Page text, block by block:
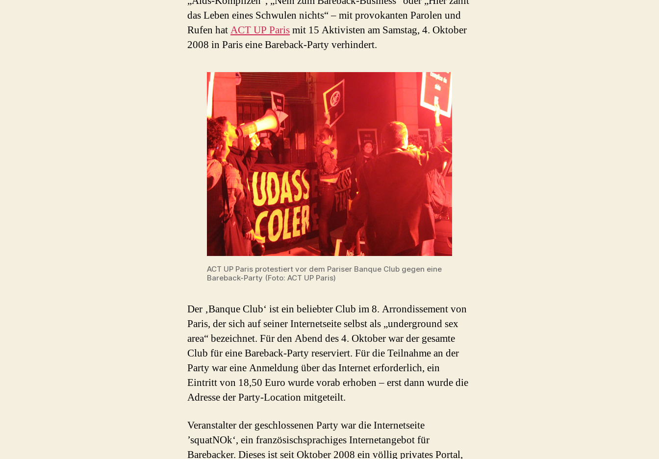
das Leben eines Schwulen nichts“ – mit provokanten Parolen und
Rufen hatACT UP Parismit 15 Aktivisten am Samstag, 4. Oktober
2008 in Paris eine Bareback-Party verhindert.
ACT UP Paris protestiert vor dem Pariser Banque Club gegen eine
Bareback-Party (Foto: ACT UP Paris)
Der ‚Banque Club‘ ist ein beliebter Club im 8. Arrondissement von
Paris, der sich auf seiner Internetseite selbst als „underground sex
area“ bezeichnet. Für den Abend des 4. Oktober war der gesamte
Club für eine Bareback-Party reserviert. Für die Teilnahme an der
Party war eine Anmeldung über das Internet erforderlich, ein
Eintritt von 18,50 Euro wurde vorab erhoben – erst dann wurde die
Adresse der Party-Location mitgeteilt.
Veranstalter der geschlossenen Party war die Internetseite
’squatNOk‘, ein französischsprachiges Internetangebot für
Barebacker. Dieses ist seit Oktober 2008 ein völlig privates Portal,